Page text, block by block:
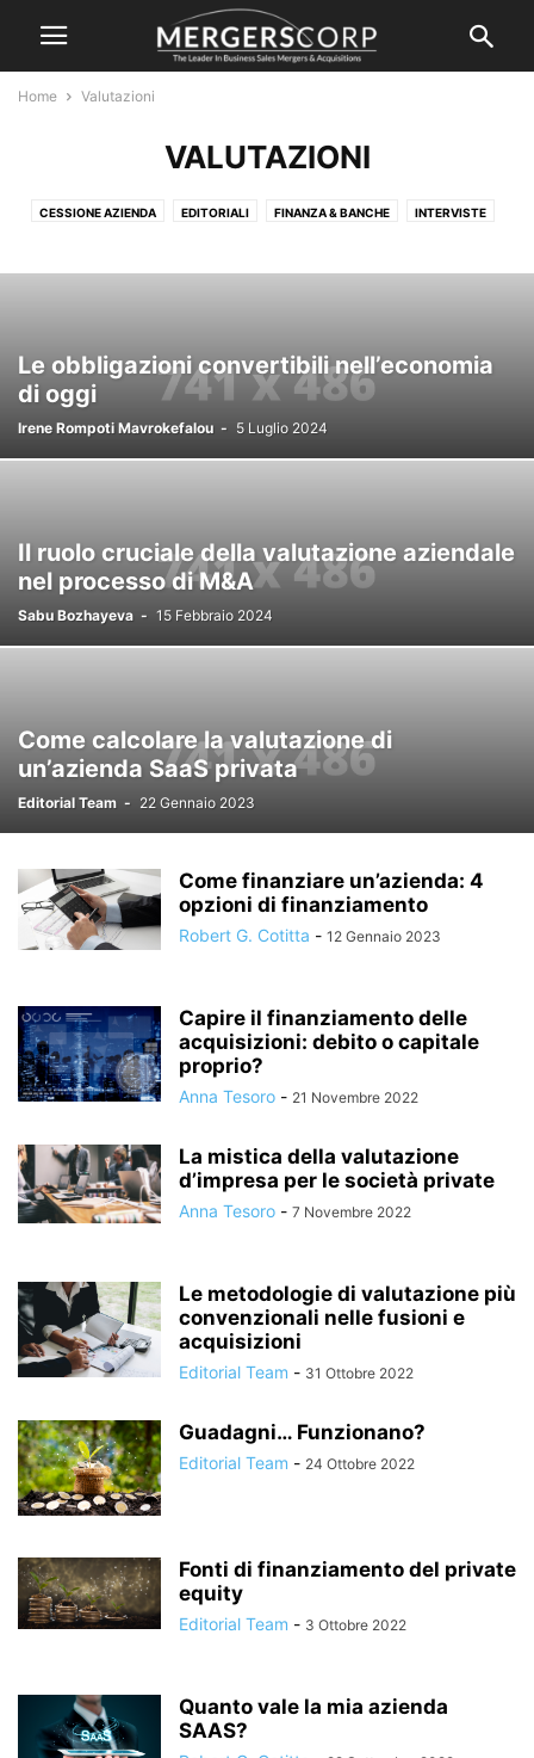
Home Valutazioni
VALUTAZIONI
CESSIONE AZIENDA EDITORIALI FINANZA & BANCHE INTERVISTE
NON CATEGORIZZATO OFFERTE SERVIZI VALUTAZIONI
Le obbligazioni convertibili nell’economia
di oggi
Irene Rompoti Mavrokefalou - 5 Luglio 2024
Il ruolo cruciale della valutazione aziendale
nel processo di M&A
Sabu Bozhayeva - 15 Febbraio 2024
Come calcolare la valutazione di
un’azienda SaaS privata
Editorial Team - 22 Gennaio 2023
Come finanziare un’azienda: 4
opzioni di finanziamento
Robert G. Cotitta - 12 Gennaio 2023
Capire il finanziamento delle
acquisizioni: debito o capitale
proprio?
Anna Tesoro - 21 Novembre 2022
La mistica della valutazione
d’impresa per le società private
Anna Tesoro - 7 Novembre 2022
Le metodologie di valutazione più
convenzionali nelle fusioni e
acquisizioni
Editorial Team - 31 Ottobre 2022
Guadagni… Funzionano?
Editorial Team - 24 Ottobre 2022
Fonti di finanziamento del private
equity
Editorial Team - 3 Ottobre 2022
Quanto vale la mia azienda
SAAS?